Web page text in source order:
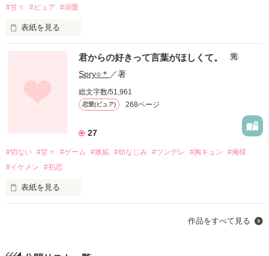
「流羽が近いようで遠くて、私もう頑張れないよ」
素直になれない2人には、
まだまだ乗り越えなきゃいけない壁はたくさんあるみたいで。
「ねぇ紫音答えてよ。俺を好きだって言って」
果たして2人の運命はどうなることやら…
桂木流羽《katsuragi ruu 》
学園の王子様のイタズラから始まる2人の生活‼︎
…でも王子様とお姫様にはある秘密がありました
#甘々
#ピュア #溺愛
表紙を見る
沖田啓哉 《Okita Keiya》
「好きじゃない
君からの好きって言葉がほしくて。 完
Spry○＊ ／著
総文字数/51,961
恋愛(ピュア) 268ページ
27
#切ない #甘々 #ゲーム #嫉妬 #幼なじみ #ツンデレ #胸キュン
#俺様
#イケメン
#初恋
表紙を見る
作品をすべて見る